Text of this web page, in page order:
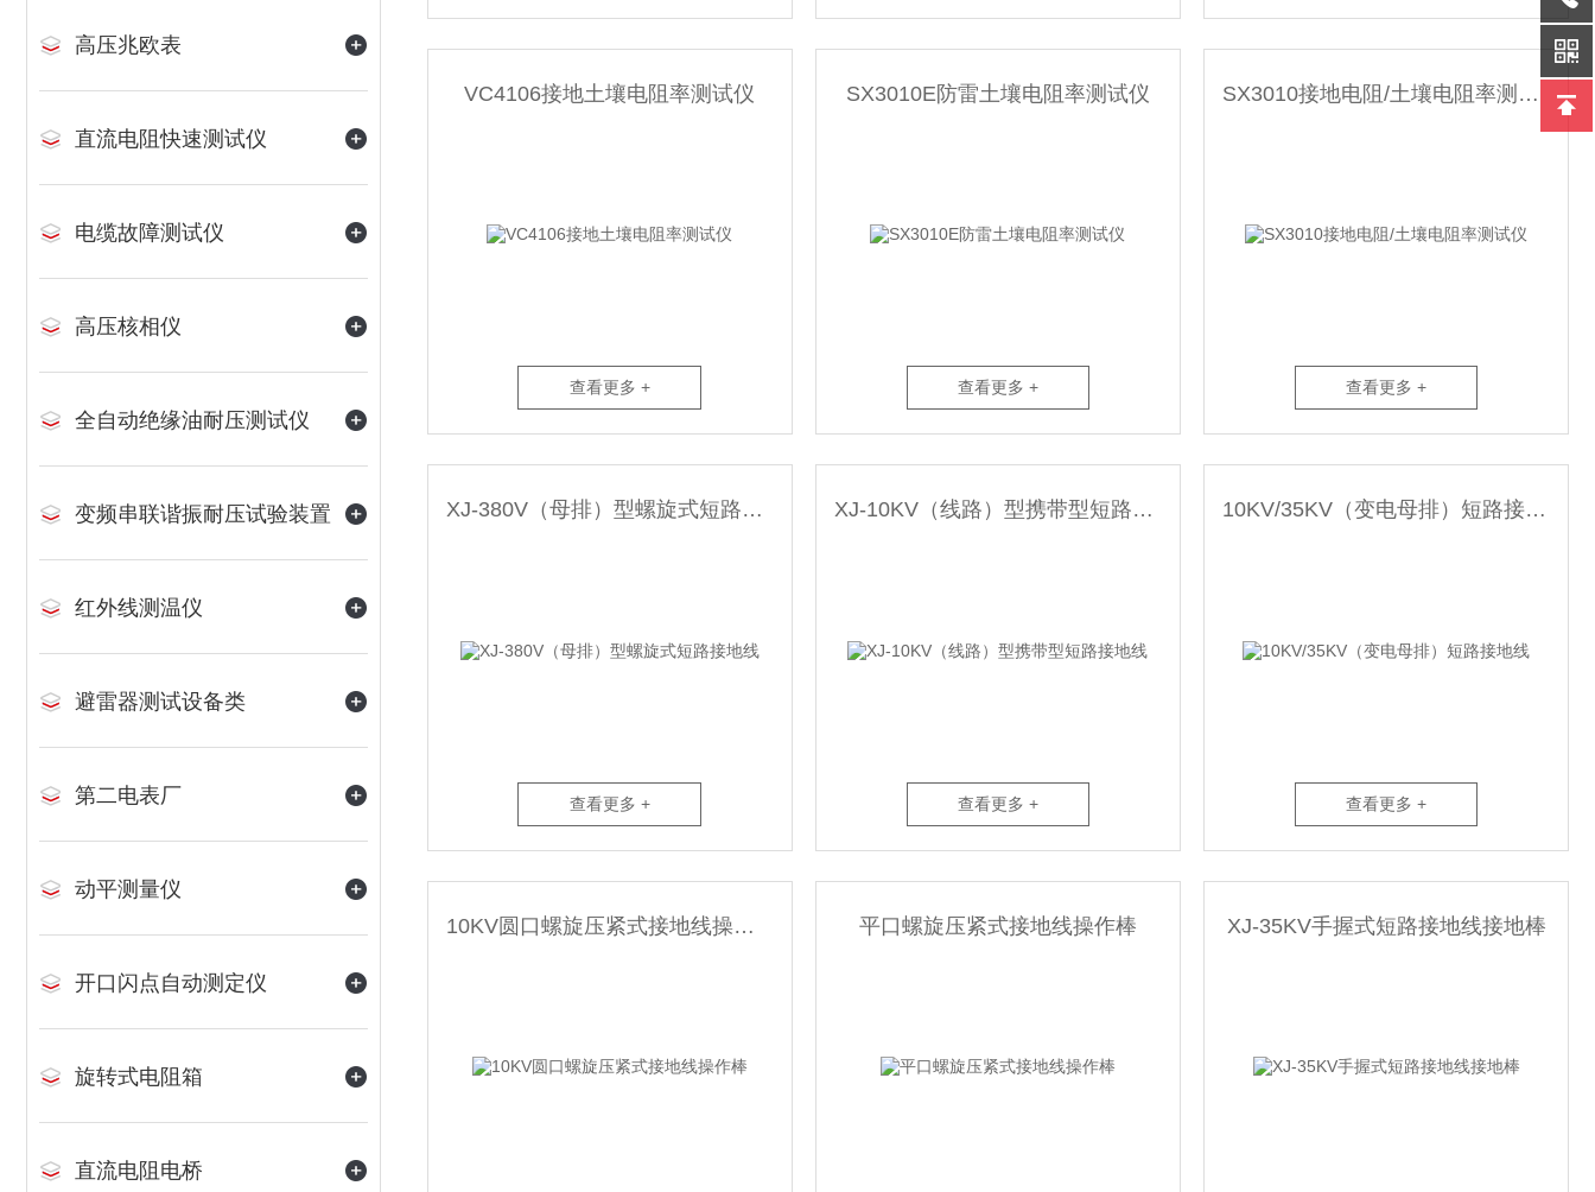
高压兆欧表
直流电阻快速测试仪
电缆故障测试仪
高压核相仪
全自动绝缘油耐压测试仪
变频串联谐振耐压试验装置
红外线测温仪
避雷器测试设备类
第二电表厂
动平测量仪
开口闪点自动测定仪
旋转式电阻箱
直流电阻电桥
VC4106接地土壤电阻率测试仪
查看更多 +
SX3010E防雷土壤电阻率测试仪
查看更多 +
SX3010接地电阻/土壤电阻率测试仪
查看更多 +
XJ-380V（母排）型螺旋式短路接地线
查看更多 +
XJ-10KV（线路）型携带型短路接地线
查看更多 +
10KV/35KV（变电母排）短路接地线
查看更多 +
10KV圆口螺旋压紧式接地线操作棒 平口螺旋压紧式接地线操作棒 XJ-35KV手握式短路接地线接地棒